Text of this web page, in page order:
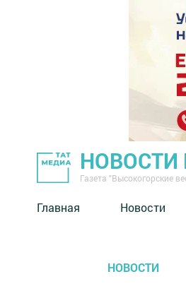
НОВОСТИ
Газета "Высокогорские
Главная Новости
НОВОСТИ